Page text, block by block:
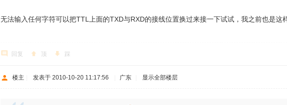
无法输入任何字符可以把TTL上面的TXD与RXD的接线位置换过来接一下试试，我之前也是这
回复 顶 踩
楼主 发表于 2010-10-20 11:17:56 广东 显示全部楼层